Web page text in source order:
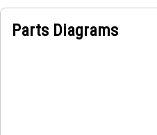
Parts Diagrams